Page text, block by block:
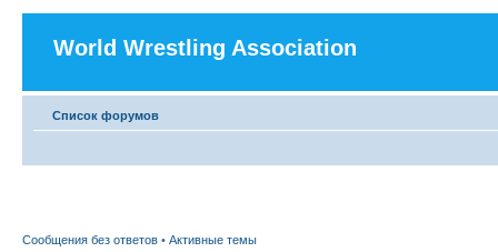
World Wrestling Association
Список форумов
Сообщения без ответов • Активные темы